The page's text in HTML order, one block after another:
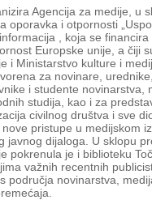
Agencija za medije, u
oporavka i otpornosti
, koja se financira
Europske unije, a čiji
i Ministarstvo kulture i
za novinare,
i studente novinarstva,
studija, kao i za
civilnog društva i sve
pristupe u medijskom
javnog dijaloga. U sklopu
pokrenula je i biblioteku
važnih recentnih
područja novinarstva,